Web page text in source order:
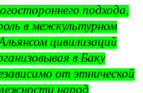
подхода,
в межкультурном
цивилизаций
в Баку
от этнической
народ